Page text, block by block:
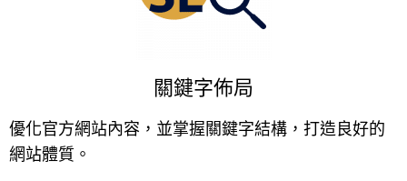
關鍵字佈局
優化官方網站內容，並掌握關鍵字結構，打造良好的
網站體質。